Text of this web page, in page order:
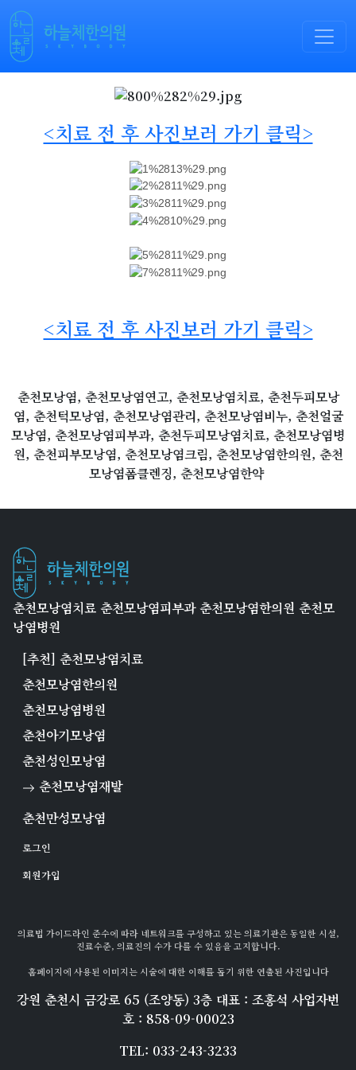
<치료 전 후 사진보러 가기 클릭>
<치료 전 후 사진보러 가기 클릭>
춘천모낭염, 춘천모낭염연고, 춘천모낭염치료, 춘천두피모낭
염, 춘천턱모낭염, 춘천모낭염관리, 춘천모낭염비누, 춘천얼굴
모낭염, 춘천모낭염피부과, 춘천두피모낭염치료, 춘천모낭염병
원, 춘천피부모낭염, 춘천모낭염크림, 춘천모낭염한의원, 춘천
모낭염폼클렌징, 춘천모낭염한약
춘천모낭염치료 춘천모낭염피부과 춘천모낭염한의원 춘천모
낭염병원
[추천] 춘천모낭염치료
춘천모낭염한의원
춘천모낭염병원
춘천아기모낭염
춘천성인모낭염
춘천모낭염재발
춘천만성모낭염
로그인
회원가입
의료법 가이드라인 준수에 따라 네트워크를 구성하고 있는 의료기관은 동일한 시설,
진료수준, 의료진의 수가 다를 수 있음을 고지합니다.
홈페이지에 사용된 이미지는 시술에 대한 이해를 돕기 위한 연출된 사진입니다
강원 춘천시 금강로 65 (조양동) 3층 대표 : 조홍석 사업자번
호 : 858-09-00023
TEL: 033-243-3233